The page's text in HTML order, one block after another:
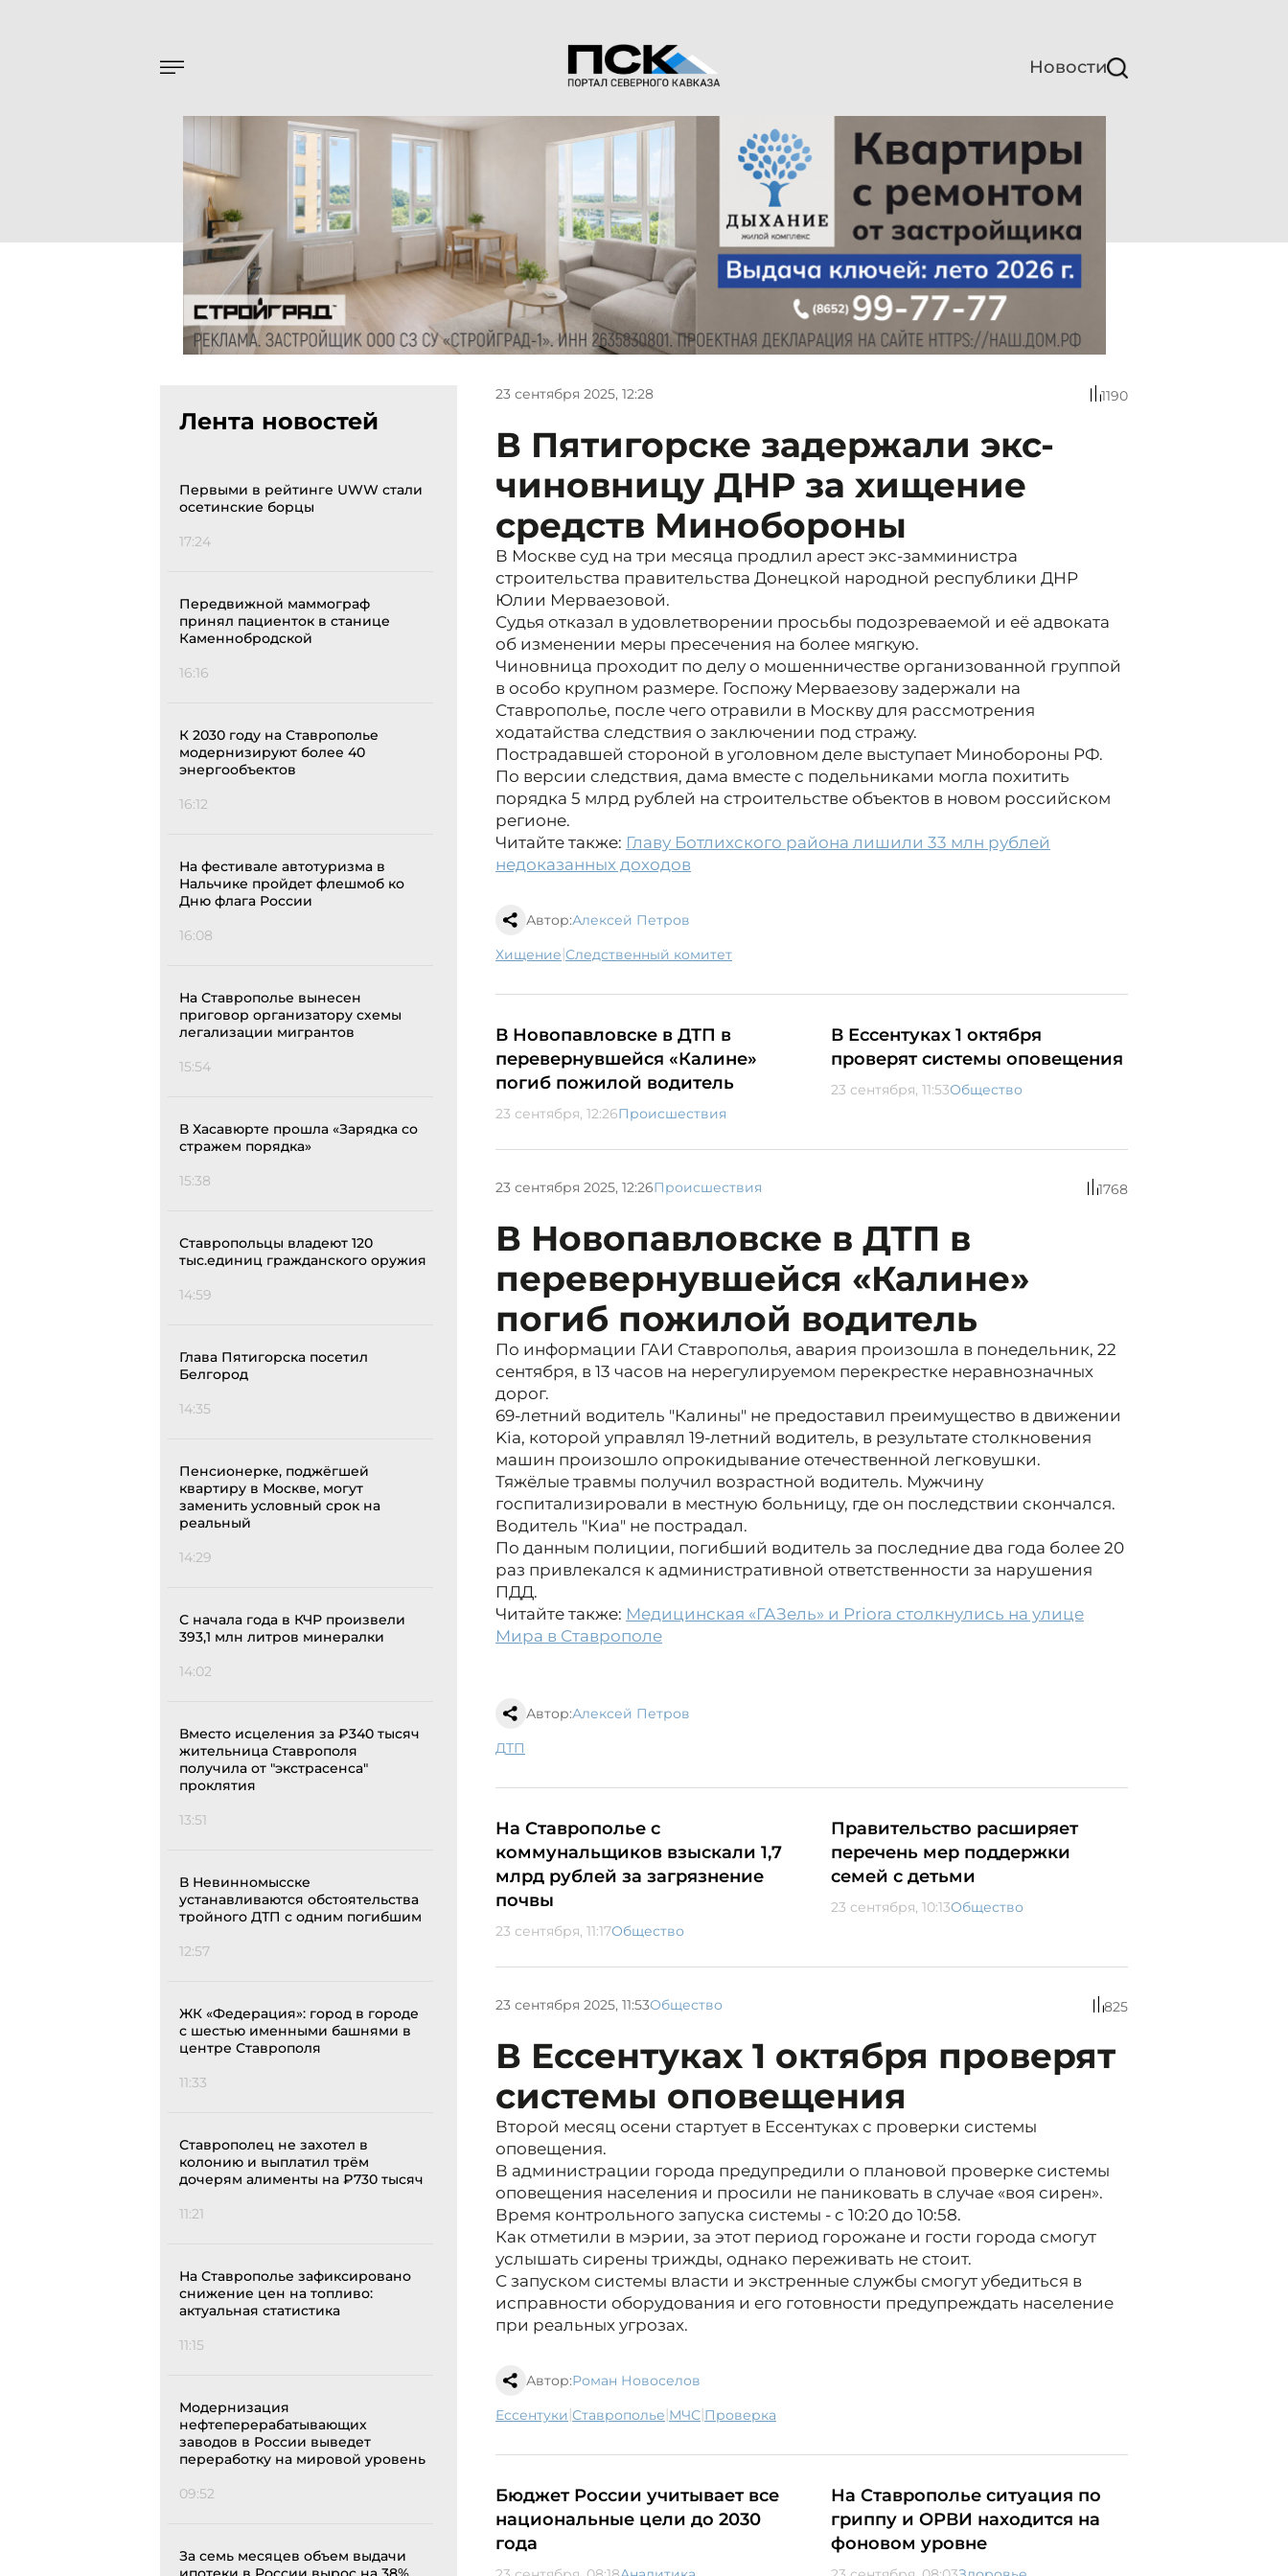
Новости
Лента новостей
Первыми в рейтинге UWW стали
осетинские борцы
17:24
Передвижной маммограф
принял пациенток в станице
Каменнобродской
16:16
К 2030 году на Ставрополье
модернизируют более 40
энергообъектов
16:12
На фестивале автотуризма в
Нальчике пройдет флешмоб ко
Дню флага России
16:08
На Ставрополье вынесен
приговор организатору схемы
легализации мигрантов
15:54
В Хасавюрте прошла «Зарядка со
стражем порядка»
15:38
Ставропольцы владеют 120
тыс.единиц гражданского оружия
14:59
Глава Пятигорска посетил
Белгород
14:35
Пенсионерке, поджёгшей
квартиру в Москве, могут
заменить условный срок на
реальный
14:29
С начала года в КЧР произвели
393,1 млн литров минералки
14:02
Вместо исцеления за ₽340 тысяч
жительница Ставрополя
получила от "экстрасенса"
проклятия
13:51
В Невинномысске
устанавливаются обстоятельства
тройного ДТП с одним погибшим
12:57
ЖК «Федерация»: город в городе
с шестью именными башнями в
центре Ставрополя
11:33
Ставрополец не захотел в
колонию и выплатил трём
дочерям алименты на ₽730 тысяч
11:21
На Ставрополье зафиксировано
снижение цен на топливо:
актуальная статистика
11:15
Модернизация
нефтеперерабатывающих
заводов в России выведет
переработку на мировой уровень
09:52
За семь месяцев объем выдачи
23 сентября 2025, 12:28 1190
В Пятигорске задержали экс-
чиновницу ДНР за хищение
средств Минобороны
В Москве суд на три месяца продлил арест экс-замминистра
строительства правительства Донецкой народной республики ДНР
Юлии Мерваезовой.
Судья отказал в удовлетворении просьбы подозреваемой и её адвоката
об изменении меры пресечения на более мягкую.
Чиновница проходит по делу о мошенничестве организованной группой
в особо крупном размере. Госпожу Мерваезову задержали на
Ставрополье, после чего отравили в Москву для рассмотрения
ходатайства следствия о заключении под стражу.
Пострадавшей стороной в уголовном деле выступает Минобороны РФ.
По версии следствия, дама вместе с подельниками могла похитить
порядка 5 млрд рублей на строительстве объектов в новом российском
регионе.
Читайте также: Главу Ботлихского района лишили 33 млн рублей
недоказанных доходов
Автор:Алексей Петров
хищение| следственный комитет
В Новопавловске в ДТП в
перевернувшейся «Калине»
погиб пожилой водитель
23 сентября, 12:26Происшествия
В Ессентуках 1 октября
проверят системы оповещения
23 сентября, 11:53Общество
23 сентября 2025, 12:26Происшествия 1768
В Новопавловске в ДТП в
перевернувшейся «Калине»
погиб пожилой водитель
По информации ГАИ Ставрополья, авария произошла в понедельник, 22
сентября, в 13 часов на нерегулируемом перекрестке неравнозначных
дорог.
69-летний водитель "Калины" не предоставил преимущество в движении
Kia, которой управлял 19-летний водитель, в результате столкновения
машин произошло опрокидывание отечественной легковушки.
Тяжёлые травмы получил возрастной водитель. Мужчину
госпитализировали в местную больницу, где он последствии скончался.
Водитель "Киа" не пострадал.
По данным полиции, погибший водитель за последние два года более 20
раз привлекался к административной ответственности за нарушения
ПДД.
Читайте также: Медицинская «ГАЗель» и Priora столкнулись на улице
Мира в Ставрополе
Автор:Алексей Петров
ДТП
На Ставрополье с
коммунальщиков взыскали 1,7
млрд рублей за загрязнение
почвы
23 сентября, 11:17Общество
Правительство расширяет
перечень мер поддержки
семей с детьми
23 сентября, 10:13Общество
23 сентября 2025, 11:53Общество 825
В Ессентуках 1 октября проверят
системы оповещения
Второй месяц осени стартует в Ессентуках с проверки системы
оповещения.
В администрации города предупредили о плановой проверке системы
оповещения населения и просили не паниковать в случае «воя сирен».
Время контрольного запуска системы - с 10:20 до 10:58.
Как отметили в мэрии, за этот период горожане и гости города смогут
услышать сирены трижды, однако переживать не стоит.
С запуском системы власти и экстренные службы смогут убедиться в
исправности оборудования и его готовности предупреждать население
при реальных угрозах.
Автор:Роман Новоселов
Ессентуки| Ставрополье| МЧС| проверка
Бюджет России учитывает все
национальные цели до 2030
года
На Ставрополье ситуация по
гриппу и ОРВИ находится на
фоновом уровне